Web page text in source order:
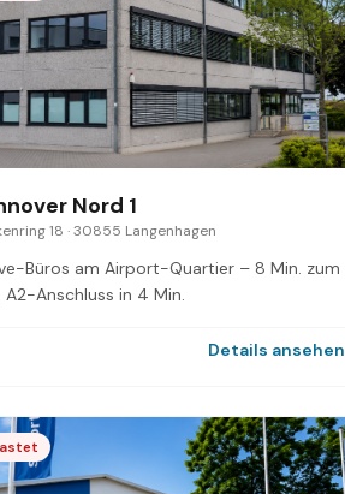
Nord 1
18 · 30855 Langenhagen
Büros am Airport-Quartier – 8 Min. zum
A2-Anschluss in 4 Min.
Details ansehen